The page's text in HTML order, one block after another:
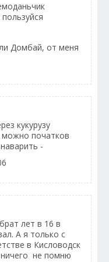
Домбай, от меня
кукурузу
початков
-
лет в 16 в
А я только с
в Кисловодск
не помню